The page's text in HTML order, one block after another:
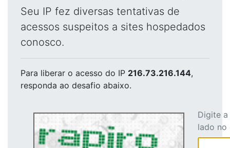
Seu IP fez diversas tentativas de
acessos suspeitos a sites hospedados
conosco.
Para liberar o acesso do IP 216.73.216.144,
responda ao desafio abaixo.
Digite
lado no